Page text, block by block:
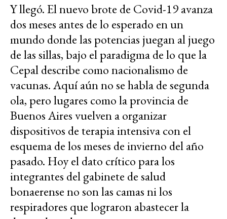
Y llegó. El nuevo brote de Covid-19 avanza
dos meses antes de lo esperado en un
mundo donde las potencias juegan al juego
de las sillas, bajo el paradigma de lo que la
Cepal describe como nacionalismo de
vacunas. Aquí aún no se habla de segunda
ola, pero lugares como la provincia de
Buenos Aires vuelven a organizar
dispositivos de terapia intensiva con el
esquema de los meses de invierno del año
pasado. Hoy el dato crítico para los
integrantes del gabinete de salud
bonaerense no son las camas ni los
respiradores que lograron abastecer la